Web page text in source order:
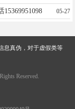
05-27
息真伪，对于虚假类等
Reserved.